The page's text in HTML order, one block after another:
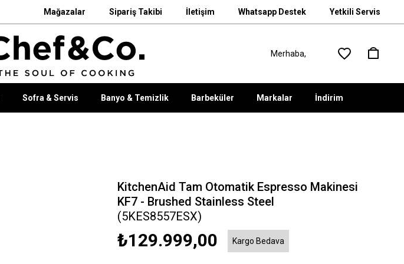
Mağazalar Sipariş Takibi İletişim Whatsapp Destek Yetkili Servis
Sofra & Servis Banyo & Temizlik Barbeküler Markalar İndirim
KitchenAid Tam Otomatik Espresso Makinesi
KF7 - Brushed Stainless Steel
(5KES8557ESX)
₺129.999,00 Kargo Bedava